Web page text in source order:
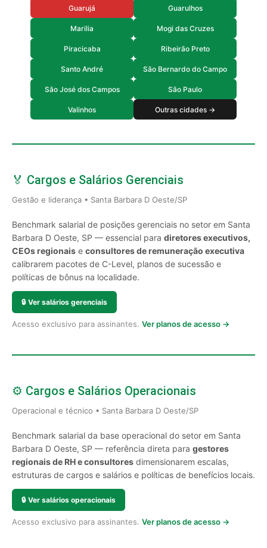
Guarujá Guarulhos
Marilia Mogi das Cruzes
Piracicaba Ribeirão Preto
Santo André São Bernardo do Campo
São José dos Campos São Paulo
Valinhos Outras cidades →
🏅 Cargos e Salários Gerenciais
Gestão e liderança • Santa Barbara D Oeste/SP
Benchmark salarial de posições gerenciais no setor em Santa
Barbara D Oeste, SP — essencial para diretores executivos,
CEOs regionais e consultores de remuneração executiva
calibrarem pacotes de C-Level, planos de sucessão e
políticas de bônus na localidade.
🔒 Ver salários gerenciais
Acesso exclusivo para assinantes. Ver planos de acesso →
⚙️ Cargos e Salários Operacionais
Operacional e técnico • Santa Barbara D Oeste/SP
Benchmark salarial da base operacional do setor em Santa
Barbara D Oeste, SP — referência direta para gestores
regionais de RH e consultores dimensionarem escalas,
estruturas de cargos e salários e políticas de benefícios locais.
🔒 Ver salários operacionais
Acesso exclusivo para assinantes. Ver planos de acesso →